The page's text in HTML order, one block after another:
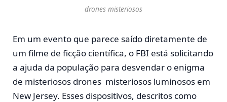
drones misteriosos
Em um evento que parece saído diretamente de
um filme de ficção científica, o FBI está solicitando
a ajuda da população para desvendar o enigma
de misteriosos drones misteriosos luminosos em
New Jersey. Esses dispositivos, descritos como